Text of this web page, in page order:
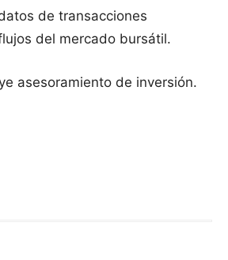
de transacciones
del mercado bursátil.
asesoramiento de inversión.